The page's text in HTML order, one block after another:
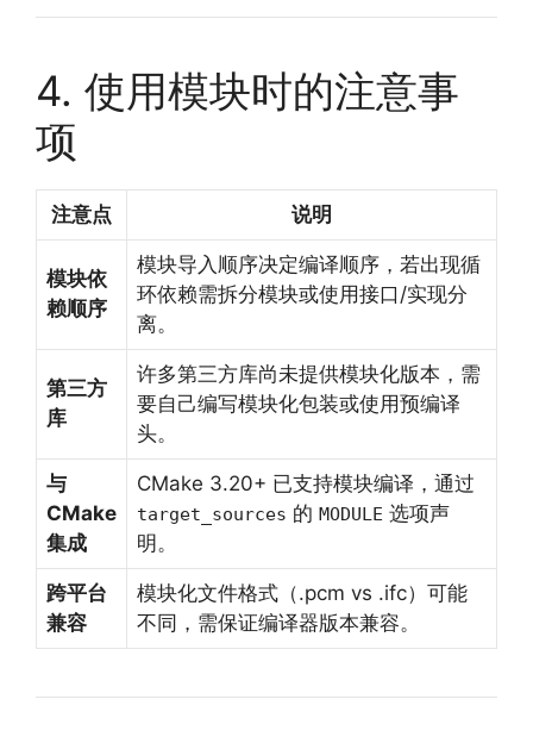
4. 使用模块时的注意事
项
注意点 说明
模块依
赖顺序
模块导入顺序决定编译顺序，若出现循
环依赖需拆分模块或使用接口/实现分
离。
第三方
库
许多第三方库尚未提供模块化版本，需
要自己编写模块化包装或使用预编译
头。
与
CMake
集成
CMake 3.20+ 已支持模块编译，通过
target_sources 的 MODULE 选项声
明。
跨平台
兼容
模块化文件格式（.pcm vs .ifc）可能
不同，需保证编译器版本兼容。